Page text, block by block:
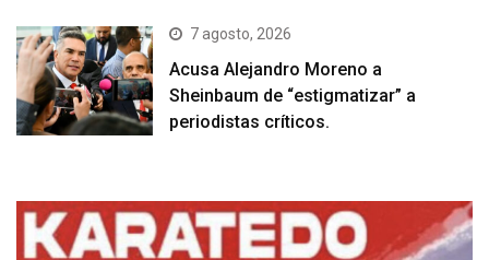
7 agosto, 2026
Acusa Alejandro Moreno a
Sheinbaum de “estigmatizar” a
periodistas críticos.